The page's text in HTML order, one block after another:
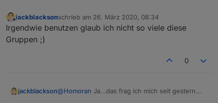
Offline
jackblacksonschrieb am 26. März 2020, 08:34
zuletzt editiert von
Irgendwie benutzen glaub ich nicht so viele diese
Gruppen ;)
0
jackblackson@Homoran Ja...das frag ich mich seit gestern